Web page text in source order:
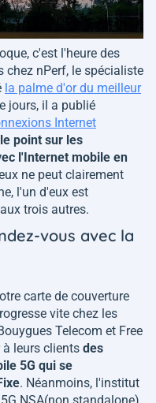
c'est l'heure des
chez nPerf, le spécialiste
la palme d'or du meilleur
jours, il a publié
Internet
le point sur les
l'Internet mobile en
ne peut clairement
l'un d'eux est
trois autres.
vous avec la
carte de couverture
vite chez les
Telecom et Free
leurs clients des
5G qui se
. Néanmoins, l'institut